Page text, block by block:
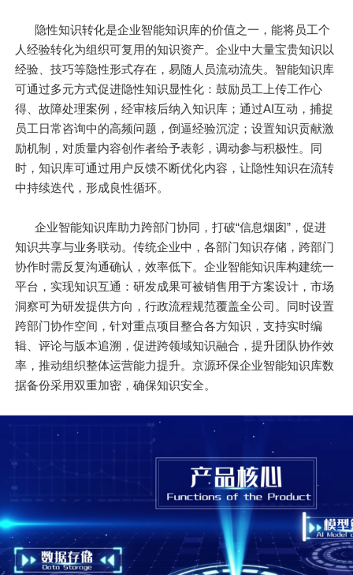
隐性知识转化是企业智能知识库的价值之一，能将员工个
人经验转化为组织可复用的知识资产。企业中大量宝贵知识以
经验、技巧等隐性形式存在，易随人员流动流失。智能知识库
可通过多元方式促进隐性知识显性化：鼓励员工上传工作心
得、故障处理案例，经审核后纳入知识库；通过AI互动，捕捉
员工日常咨询中的高频问题，倒逼经验沉淀；设置知识贡献激
励机制，对质量内容创作者给予表彰，调动参与积极性。同
时，知识库可通过用户反馈不断优化内容，让隐性知识在流转
中持续迭代，形成良性循环。
企业智能知识库助力跨部门协同，打破“信息烟囱”，促进
知识共享与业务联动。传统企业中，各部门知识存储，跨部门
协作时需反复沟通确认，效率低下。企业智能知识库构建统一
平台，实现知识互通：研发成果可被销售用于方案设计，市场
洞察可为研发提供方向，行政流程规范覆盖全公司。同时设置
跨部门协作空间，针对重点项目整合各方知识，支持实时编
辑、评论与版本追溯，促进跨领域知识融合，提升团队协作效
率，推动组织整体运营能力提升。京源环保企业智能知识库数
据备份采用双重加密，确保知识安全。